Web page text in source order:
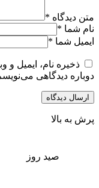
متن دیدگاه *
نام شما *
ایمیل شما *
ذخیره نام، ایمیل
دوباره دیدگاهی
پرش به بالا
صید روز